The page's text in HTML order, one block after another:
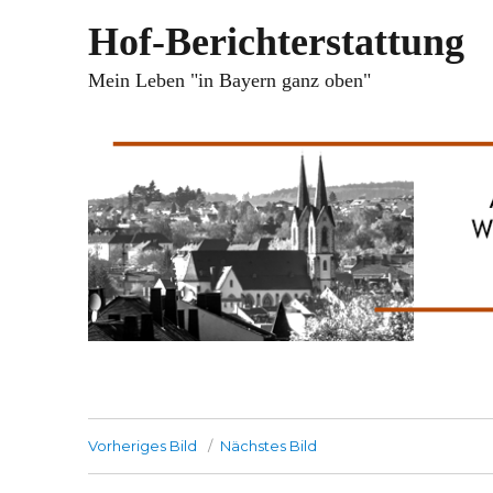
Hof-Berichterstattung
Mein Leben "in Bayern ganz oben"
Vorheriges Bild Nächstes Bild